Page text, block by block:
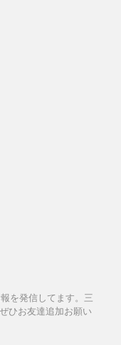
を発信してます。三
ひお友達追加お願い